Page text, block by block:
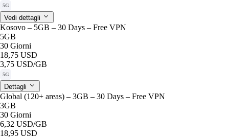
5G
Vedi dettagli
Kosovo – 5GB – 30 Days – Free VPN
5GB
30 Giorni
18,75 USD
3,75 USD/GB
5G
Dettagli
Global (120+ areas) – 3GB – 30 Days – Free VPN
3GB
30 Giorni
6,32 USD/GB
18,95 USD